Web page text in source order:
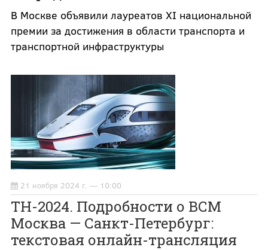
В Москве объявили лауреатов XI национальной
премии за достижения в области транспорта и
транспортной инфраструктуры
21 ноября 2024 г. — 10:00
ТН-2024. Подробности о ВСМ
Москва — Санкт-Петербург:
текстовая онлайн-трансляция